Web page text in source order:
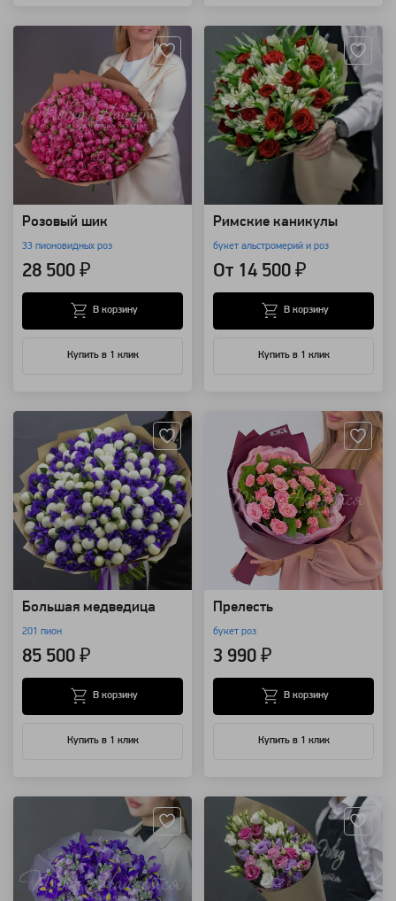
Розовый шик
33 пионовидных роз
28 500 ₽
Купить в 1 клик
В корзину
Римские каникулы
букет альстромерий и роз
От 14 500 ₽
Купить в 1 клик
В корзину
Большая медведица
201 пион
85 500 ₽
Купить в 1 клик
В корзину
Прелесть
букет роз
3 990 ₽
Купить в 1 клик
В корзину